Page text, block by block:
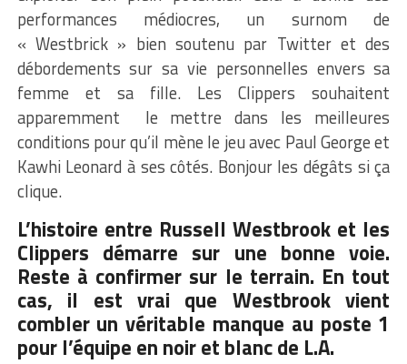
performances médiocres, un surnom de
« Westbrick » bien soutenu par Twitter et des
débordements sur sa vie personnelles envers sa
femme et sa fille. Les Clippers souhaitent
apparemment le mettre dans les meilleures
conditions pour qu’il mène le jeu avec Paul George et
Kawhi Leonard à ses côtés. Bonjour les dégâts si ça
clique.
L’histoire entre Russell Westbrook et les
Clippers démarre sur une bonne voie.
Reste à confirmer sur le terrain. En tout
cas, il est vrai que Westbrook vient
combler un véritable manque au poste 1
pour l’équipe en noir et blanc de L.A.